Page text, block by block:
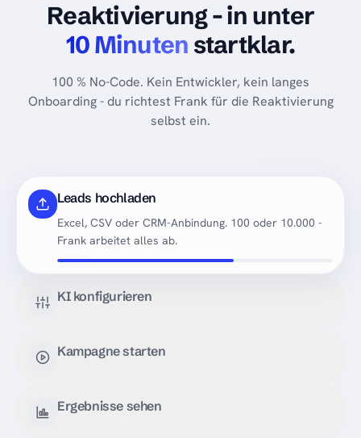
Reaktivierung - in unter
10 Minuten startklar.
100 % No-Code. Kein Entwickler, kein langes
Onboarding - du richtest Frank für die Reaktivierung
selbst ein.
Leads hochladen
Excel, CSV oder CRM-Anbindung. 100 oder 10.000 -
Frank arbeitet alles ab.
KI konfigurieren
Kampagne starten
Ergebnisse sehen